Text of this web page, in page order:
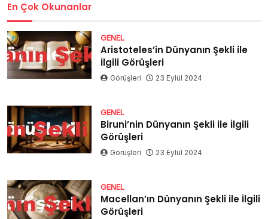
En Çok Okunanlar
GENEL
Aristoteles’in Dünyanın Şekli ile
İlgili Görüşleri
Görüşleri 23 Eylül 2024
GENEL
Biruni’nin Dünyanın Şekli ile İlgili
Görüşleri
Görüşleri 23 Eylül 2024
GENEL
Macellan’ın Dünyanın Şekli ile İlgili
Görüşleri